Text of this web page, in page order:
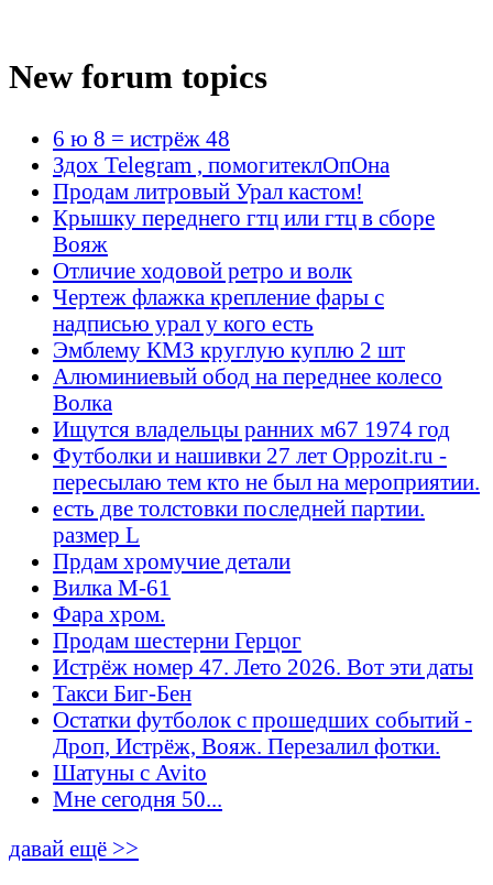
New forum topics
6 ю 8 = истрёж 48
Здох Telegram , помогитеклОпОна
Продам литровый Урал кастом!
Крышку переднего гтц или гтц в сборе
Вояж
Отличие ходовой ретро и волк
Чертеж флажка крепление фары с
надписью урал у кого есть
Эмблему КМЗ круглую куплю 2 шт
Алюминиевый обод на переднее колесо
Волка
Ищутся владельцы ранних м67 1974 год
Футболки и нашивки 27 лет Oppozit.ru -
пересылаю тем кто не был на мероприятии.
есть две толстовки последней партии.
размер L
Прдам хромучие детали
Вилка М-61
Фара хром.
Продам шестерни Герцог
Истрёж номер 47. Лето 2026. Вот эти даты
Такси Биг-Бен
Остатки футболок с прошедших событий -
Дроп, Истрёж, Вояж. Перезалил фотки.
Шатуны с Avito
Мне сегодня 50...
давай ещё >>